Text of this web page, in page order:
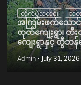
ကျော
တပ်မ
သွား
Admin